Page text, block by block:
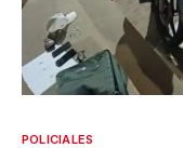
POLICIALES